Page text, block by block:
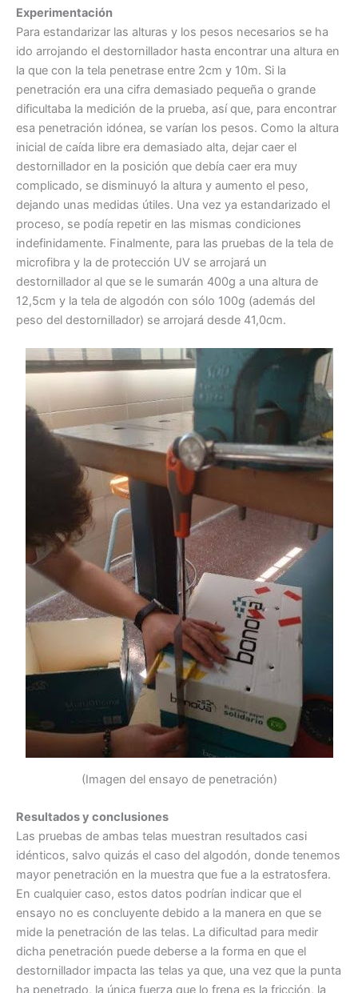
Experimentación
Para estandarizar las alturas y los pesos necesarios se ha
ido arrojando el destornillador hasta encontrar una altura en
la que con la tela penetrase entre 2cm y 10m. Si la
penetración era una cifra demasiado pequeña o grande
dificultaba la medición de la prueba, así que, para encontrar
esa penetración idónea, se varían los pesos. Como la altura
inicial de caída libre era demasiado alta, dejar caer el
destornillador en la posición que debía caer era muy
complicado, se disminuyó la altura y aumento el peso,
dejando unas medidas útiles. Una vez ya estandarizado el
proceso, se podía repetir en las mismas condiciones
indefinidamente. Finalmente, para las pruebas de la tela de
microfibra y la de protección UV se arrojará un
destornillador al que se le sumarán 400g a una altura de
12,5cm y la tela de algodón con sólo 100g (además del
peso del destornillador) se arrojará desde 41,0cm.
(Imagen del ensayo de penetración)
Resultados y conclusiones
Las pruebas de ambas telas muestran resultados casi
idénticos, salvo quizás el caso del algodón, donde tenemos
mayor penetración en la muestra que fue a la estratosfera.
En cualquier caso, estos datos podrían indicar que el
ensayo no es concluyente debido a la manera en que se
mide la penetración de las telas. La dificultad para medir
dicha penetración puede deberse a la forma en que el
destornillador impacta las telas ya que, una vez que la punta
ha penetrado, la única fuerza que lo frena es la fricción, la